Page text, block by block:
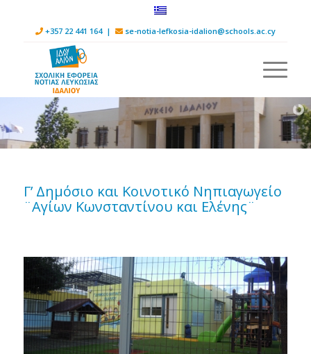
+357 22 441 164 | se-notia-lefkosia-idalion@schools.ac.cy
Γ’ Δημόσιο και Κοινοτικό Νηπιαγωγείο
¨Αγίων Κωνσταντίνου και Ελένης¨